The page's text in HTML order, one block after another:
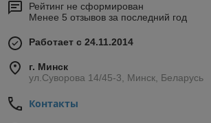
Рейтинг не сформирован
Менее 5 отзывов за последний год
Работает с 24.11.2014
г. Минск
ул.Суворова 14/45-3, Минск, Беларусь
Контакты